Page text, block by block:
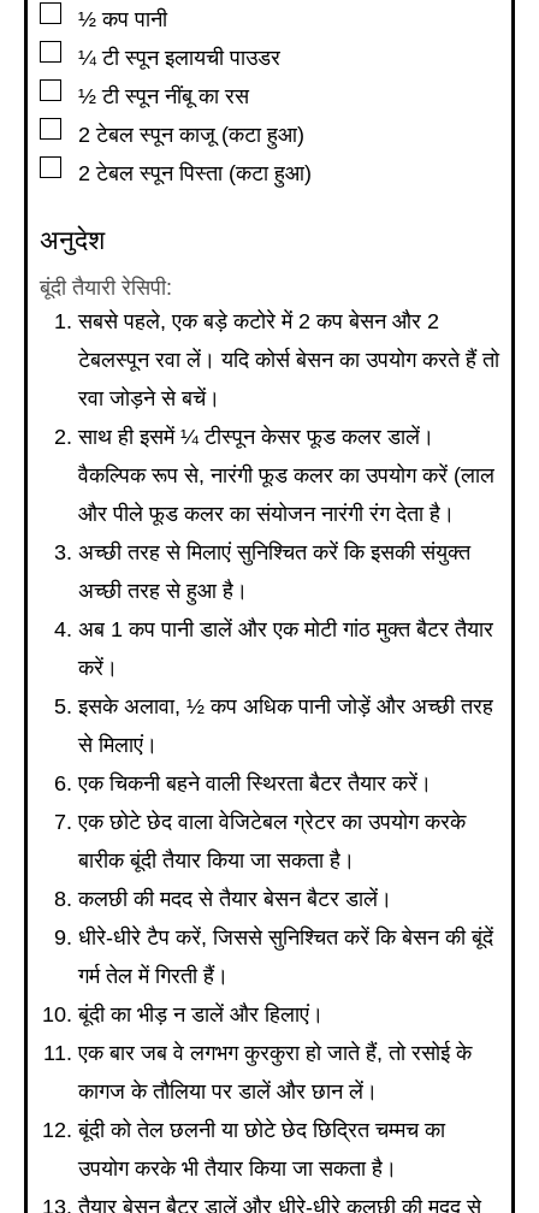
▢
½ कप पानी
▢
¼ टी स्पून इलायची पाउडर
▢
½ टी स्पून नींबू का रस
▢
2 टेबल स्पून काजू (कटा हुआ)
▢
2 टेबल स्पून पिस्ता (कटा हुआ)
अनुदेश
बूंदी तैयारी रेसिपी:
सबसे पहले, एक बड़े कटोरे में 2 कप बेसन और 2
टेबलस्पून रवा लें। यदि कोर्स बेसन का उपयोग करते हैं तो
रवा जोड़ने से बचें।
साथ ही इसमें ¼ टीस्पून केसर फूड कलर डालें।
वैकल्पिक रूप से, नारंगी फूड कलर का उपयोग करें (लाल
और पीले फूड कलर का संयोजन नारंगी रंग देता है।
अच्छी तरह से मिलाएं सुनिश्चित करें कि इसकी संयुक्त
अच्छी तरह से हुआ है।
अब 1 कप पानी डालें और एक मोटी गांठ मुक्त बैटर तैयार
करें।
इसके अलावा, ½ कप अधिक पानी जोड़ें और अच्छी तरह
से मिलाएं।
एक चिकनी बहने वाली स्थिरता बैटर तैयार करें।
एक छोटे छेद वाला वेजिटेबल ग्रेटर का उपयोग करके
बारीक बूंदी तैयार किया जा सकता है।
कलछी की मदद से तैयार बेसन बैटर डालें।
धीरे-धीरे टैप करें, जिससे सुनिश्चित करें कि बेसन की बूंदें
गर्म तेल में गिरती हैं।
बूंदी का भीड़ न डालें और हिलाएं।
एक बार जब वे लगभग कुरकुरा हो जाते हैं, तो रसोई के
कागज के तौलिया पर डालें और छान लें।
बूंदी को तेल छलनी या छोटे छेद छिद्रित चम्मच का
उपयोग करके भी तैयार किया जा सकता है।
तैयार बेसन बैटर डालें और धीरे-धीरे कलछी की मदद से